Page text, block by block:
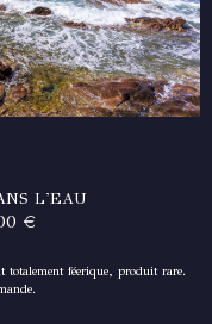
L'EAU
€
totalement féerique, produit rare.